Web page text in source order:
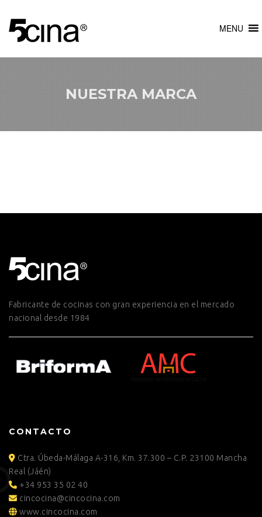
MENU
NUESTRA MARCA
Fabricante de cocinas con gran experiencia en el mercado
nacional desde 1984
CONTACTO
Ctra. Úbeda-Málaga A-316, Km. 37.300 – C.P. 23100 Mancha
Real (Jáén)
+34 953 35 02 40
cincocina@cincocina.com
www.cincocina.com